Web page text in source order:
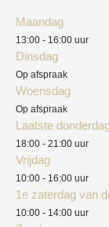
Maandag
13:00 - 16:00 uur
Dinsdag
Op afspraak
Woensdag
Op afspraak
Laatste
18:00 - 21:00 uur
Vrijdag
10:00 - 16:00 uur
1e zaterdag van
10:00 - 14:00 uur